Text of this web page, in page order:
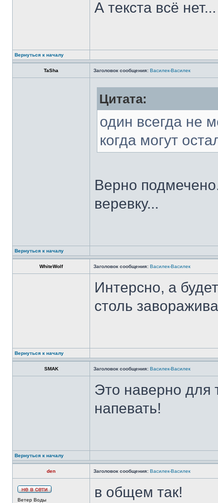
А текста всё нет...
Вернуться к началу
TaSha Заголовок сообщения: Василек-Василек
Цитата:
один всегда не
когда могут
Верно
веревку...
Вернуться к началу
WhiteWolf Заголовок сообщения: Василек-Василек
Интерсно, а
столь
Вернуться к началу
SMAK Заголовок сообщения: Василек-Василек
Это наверно для
напевать!
Вернуться к началу
den Заголовок сообщения: Василек-Василек
Ветер Воды в общем так!